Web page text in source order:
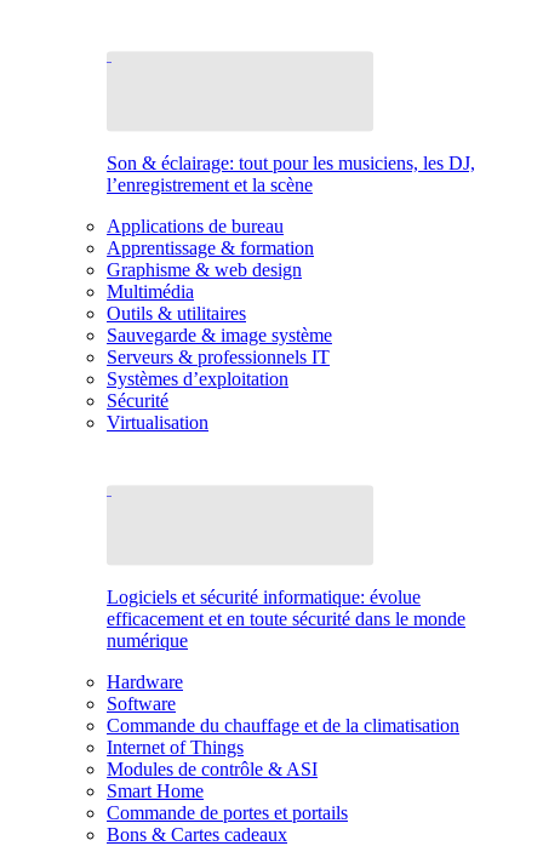
Son & éclairage: tout pour les musiciens, les DJ,
l’enregistrement et la scène
Applications de bureau
Apprentissage & formation
Graphisme & web design
Multimédia
Outils & utilitaires
Sauvegarde & image système
Serveurs & professionnels IT
Systèmes d’exploitation
Sécurité
Virtualisation
Logiciels et sécurité informatique: évolue
efficacement et en toute sécurité dans le monde
numérique
Hardware
Software
Commande du chauffage et de la climatisation
Internet of Things
Modules de contrôle & ASI
Smart Home
Commande de portes et portails
Bons & Cartes cadeaux